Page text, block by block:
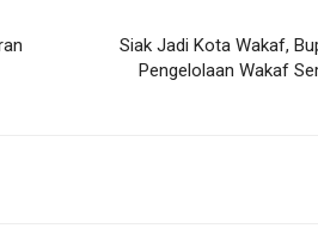
Siak Jadi Kota Wakaf,
Pengelolaan Wakaf